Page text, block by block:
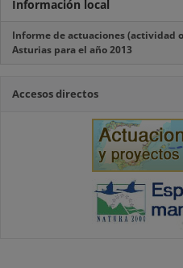
Información local
Informe de actuaciones (actividad
Asturias para el año 2013
Accesos directos